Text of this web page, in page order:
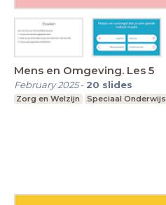
Mens en Omgeving. Les 5
February 2025- 20 slides
Zorg en Welzijn Speciaal Onderwijs